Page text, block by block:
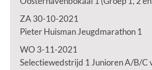
ZA 30-10-2021
Pieter Huisman Jeugdmarathon 1
WO 3-11-2021
Selectiewedstrijd 1 Junioren A/B/C